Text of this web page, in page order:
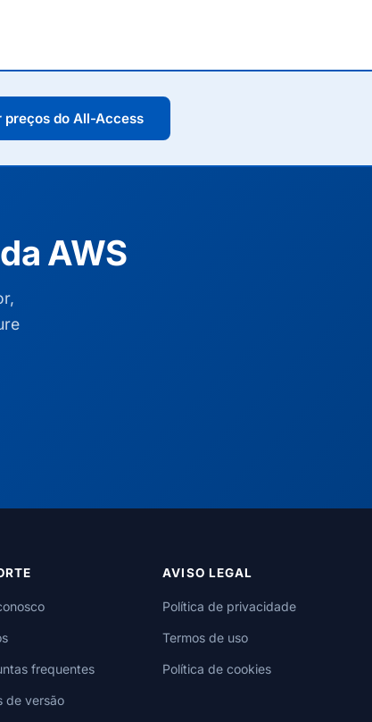
preços do All-Access
AWS
frequentes
de versão
AVISO LEGAL
Política de privacidade
Termos de uso
Política de cookies